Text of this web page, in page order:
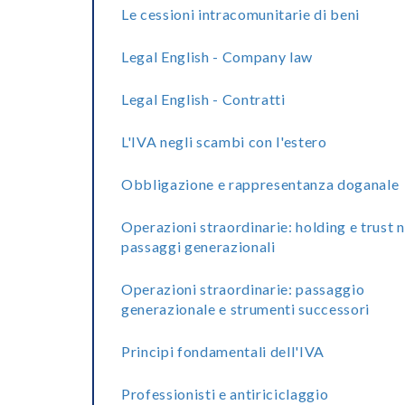
Le cessioni intracomunitarie di beni
Legal English - Company law
Legal English - Contratti
L'IVA negli scambi con l'estero
Obbligazione e rappresentanza doganale
Operazioni straordinarie: holding e trust
passaggi generazionali
Operazioni straordinarie: passaggio
generazionale e strumenti successori
Principi fondamentali dell'IVA
Professionisti e antiriciclaggio